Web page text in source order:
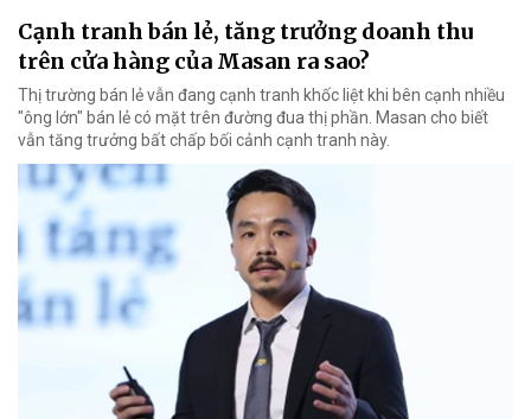
Cạnh tranh bán lẻ, tăng trưởng doanh thu
trên cửa hàng của Masan ra sao?
Thị trường bán lẻ vẫn đang cạnh tranh khốc liệt khi bên cạnh nhiều
"ông lớn" bán lẻ có mặt trên đường đua thị phần. Masan cho biết
vẫn tăng trưởng bất chấp bối cảnh cạnh tranh này.